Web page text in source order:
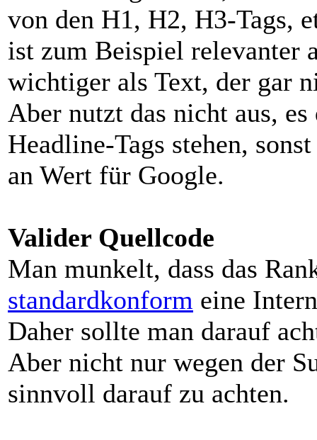
von den H1, H2, H3-Tags,
ist zum Beispiel relevanter
wichtiger als Text, der gar
Aber nutzt das nicht aus,
Headline-Tags stehen,
an Wert für Google.
Valider Quellcode
Man munkelt, dass das
standardkonform eine
Daher sollte man darauf
Aber nicht nur wegen der
sinnvoll darauf zu achten.